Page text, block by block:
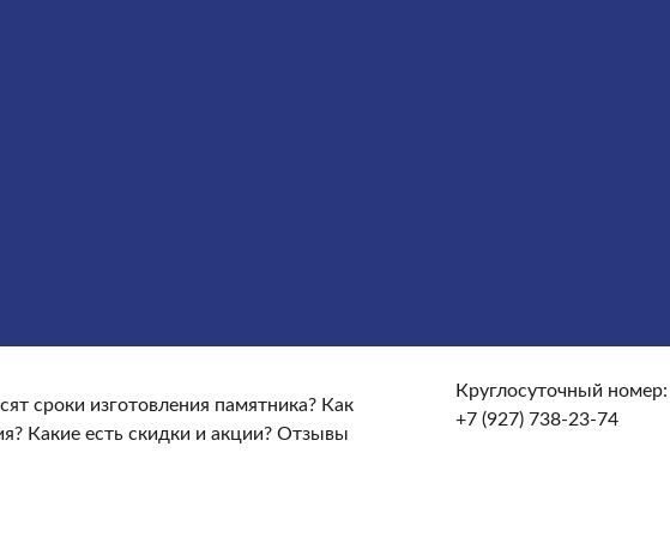
сроки изготовления памятника? Как
Какие есть скидки и акции? Отзывы
Круглосуточный номер:
+7 (927) 738-23-74